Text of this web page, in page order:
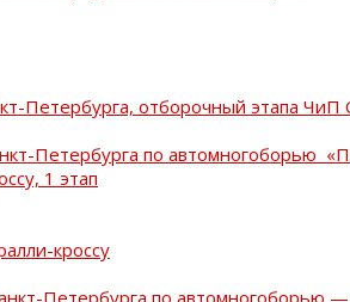
Петербурга, отборочный этапа
Петербурга по автомногоборью
1 этап
кроссу
Петербурга по автомногоборью